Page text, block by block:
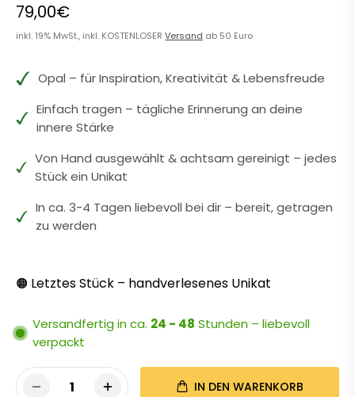
79,00€
inkl. 19% MwSt., inkl. KOSTENLOSERVersand ab 50 Euro
Opal – für Inspiration, Kreativität & Lebensfreude
Einfach tragen – tägliche Erinnerung an deine
innere Stärke
Von Hand ausgewählt & achtsam gereinigt – jedes
Stück ein Unikat
In ca. 3-4 Tagen liebevoll bei dir – bereit, getragen
zu werden
🟠 Letztes Stück – handverlesenes Unikat
Versandfertig in ca. 24 - 48 Stunden – liebevoll
verpackt
1 IN DEN WARENKORB